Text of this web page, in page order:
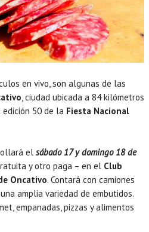
en vivo, son algunas de las
, ciudad ubicada a 84 kilómetros
edición 50 de la Fiesta Nacional
el sábado 17 y domingo 18 de
y otro paga – en el Club
Oncativo. Contará con camiones
amplia variedad de embutidos.
empanadas, pizzas y alimentos